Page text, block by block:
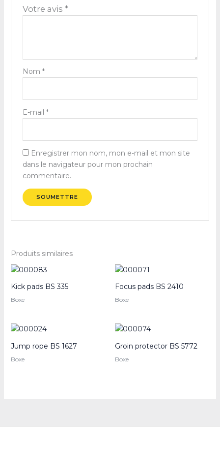
Votre avis *
Nom *
E-mail *
Enregistrer mon nom, mon e-mail et mon site
dans le navigateur pour mon prochain
commentaire.
Produits similaires
Kick pads BS 335
Boxe
Focus pads BS 2410
Boxe
Jump rope BS 1627
Boxe
Groin protector BS 5772
Boxe